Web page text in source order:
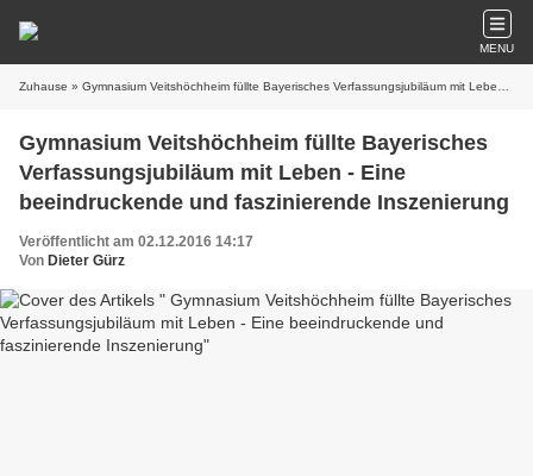
MENU
Zuhause » Gymnasium Veitshöchheim füllte Bayerisches Verfassungsjubiläum mit Leben - Eine beeindruckende und faszinierende Inszenierung
Gymnasium Veitshöchheim füllte Bayerisches
Verfassungsjubiläum mit Leben - Eine
beeindruckende und faszinierende Inszenierung
Veröffentlicht am 02.12.2016 14:17
Von Dieter Gürz